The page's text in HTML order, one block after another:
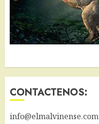
CONTACTENOS:
info@elmalvinense.com